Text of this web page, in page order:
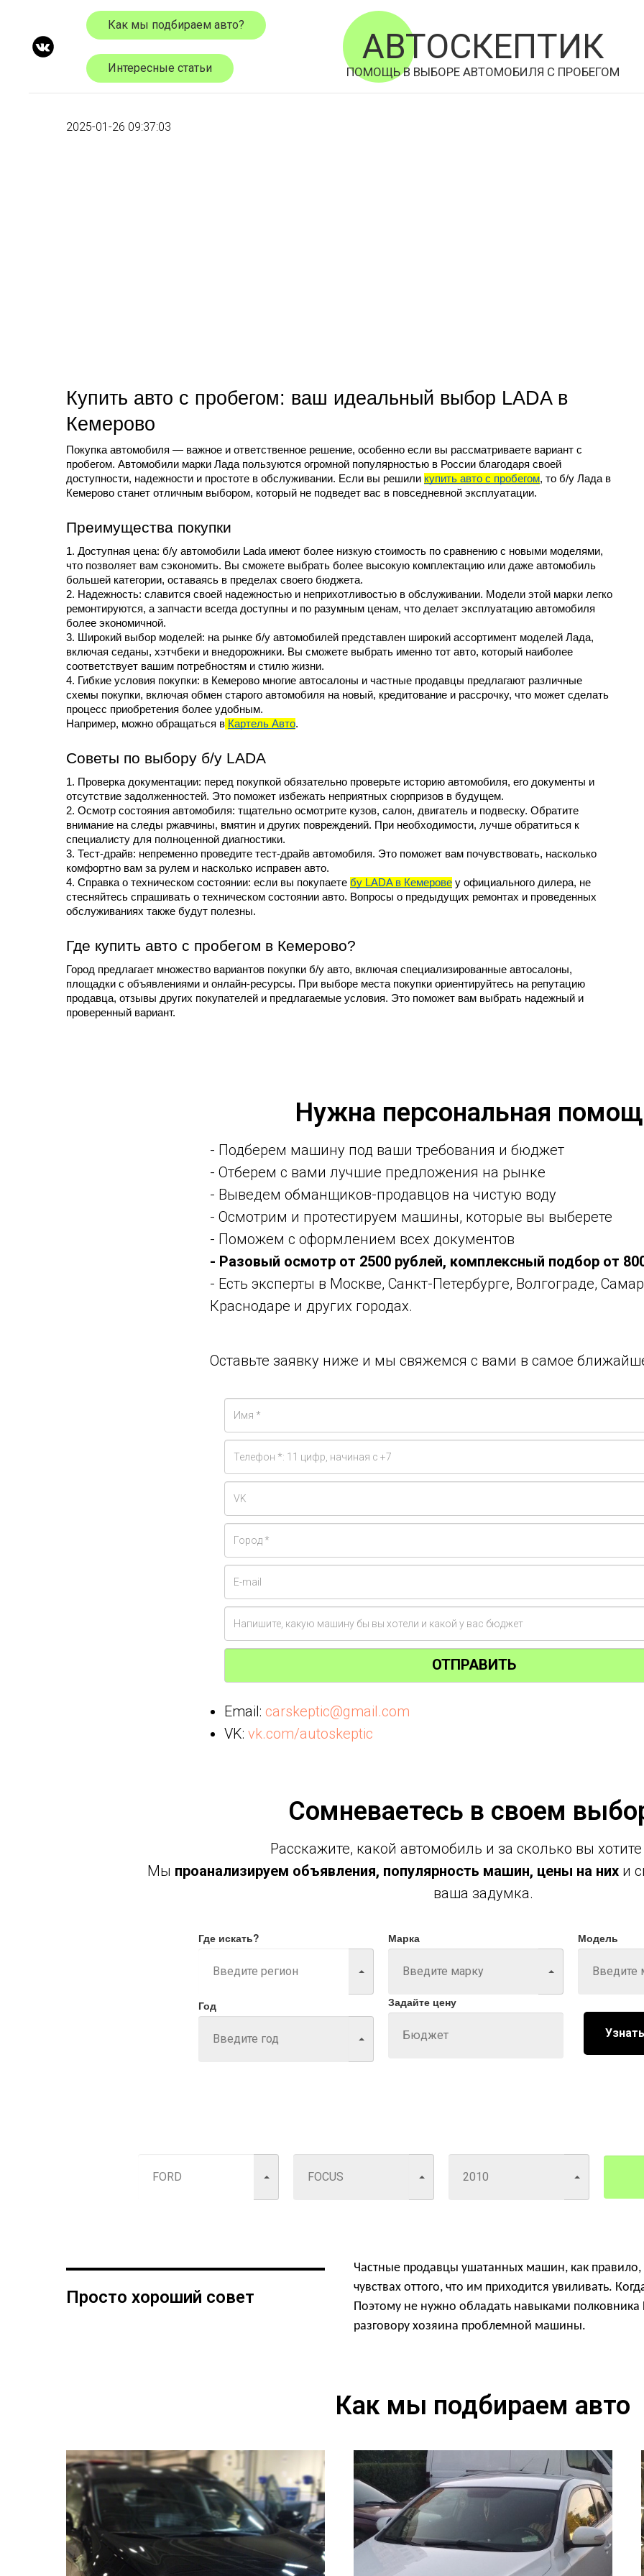
АВТОСКЕПТИК
ПОМОЩЬ В ВЫБОРЕ АВТОМОБИЛЯ С ПРОБЕГОМ
Как мы подбираем авто?
Интересные статьи
2025-01-26 09:37:03
Купить авто с пробегом: ваш идеальный выбор LADA в
Кемерово
Покупка автомобиля — важное и ответственное решение, особенно если вы рассматриваете вариант с
пробегом. Автомобили марки Лада пользуются огромной популярностью в России благодаря своей
доступности, надежности и простоте в обслуживании. Если вы решили купить авто с пробегом, то б/у Лада в
Кемерово станет отличным выбором, который не подведет вас в повседневной эксплуатации.
Преимущества покупки
1. Доступная цена: б/у автомобили Lada имеют более низкую стоимость по сравнению с новыми моделями,
что позволяет вам сэкономить. Вы сможете выбрать более высокую комплектацию или даже автомобиль
большей категории, оставаясь в пределах своего бюджета.
2. Надежность: славится своей надежностью и неприхотливостью в обслуживании. Модели этой марки легко
ремонтируются, а запчасти всегда доступны и по разумным ценам, что делает эксплуатацию автомобиля
более экономичной.
3. Широкий выбор моделей: на рынке б/у автомобилей представлен широкий ассортимент моделей Лада,
включая седаны, хэтчбеки и внедорожники. Вы сможете выбрать именно тот авто, который наиболее
соответствует вашим потребностям и стилю жизни.
4. Гибкие условия покупки: в Кемерово многие автосалоны и частные продавцы предлагают различные
схемы покупки, включая обмен старого автомобиля на новый, кредитование и рассрочку, что может сделать
процесс приобретения более удобным.
Например, можно обращаться в Картель Авто.
Советы по выбору б/у LADA
1. Проверка документации: перед покупкой обязательно проверьте историю автомобиля, его документы и
отсутствие задолженностей. Это поможет избежать неприятных сюрпризов в будущем.
2. Осмотр состояния автомобиля: тщательно осмотрите кузов, салон, двигатель и подвеску. Обратите
внимание на следы ржавчины, вмятин и других повреждений. При необходимости, лучше обратиться к
специалисту для полноценной диагностики.
3. Тест-драйв: непременно проведите тест-драйв автомобиля. Это поможет вам почувствовать, насколько
комфортно вам за рулем и насколько исправен авто.
4. Справка о техническом состоянии: если вы покупаете бу LADA в Кемерове у официального дилера, не
стесняйтесь спрашивать о техническом состоянии авто. Вопросы о предыдущих ремонтах и проведенных
обслуживаниях также будут полезны.
Где купить авто с пробегом в Кемерово?
Город предлагает множество вариантов покупки б/у авто, включая специализированные автосалоны,
площадки с объявлениями и онлайн-ресурсы. При выборе места покупки ориентируйтесь на репутацию
продавца, отзывы других покупателей и предлагаемые условия. Это поможет вам выбрать надежный и
проверенный вариант.
Нужна персональная
- Подберем машину под ваши требования и бюджет
- Отберем с вами лучшие предложения на рынке
- Выведем обманщиков-продавцов на чистую воду
- Осмотрим и протестируем машины, которые вы выберете
- Поможем с оформлением всех документов
- Разовый осмотр от 2500 рублей, комплексный подбор от
- Есть эксперты в Москве, Санкт-Петербурге, Волгограде,
Краснодаре и других городах.
Оставьте заявку ниже и мы свяжемся с вами в самое
ОТПРАВИТЬ
Email: carskeptic@gmail.com
VK: vk.com/autoskeptic
Сомневаетесь в своем
Расскажите, какой автомобиль и за сколько вы хотите
Мы проанализируем объявления, популярность машин, цены на нихи
ваша задумка.
Где искать? Марка Модель
Год Задайте цену
Просто хороший совет
Частные продавцы ушатанных машин, как правило,
чувствах оттого, что им приходится увиливать.
Поэтому не нужно обладать навыками полковника
разговору хозяина проблемной машины.
Как мы подбираем авто